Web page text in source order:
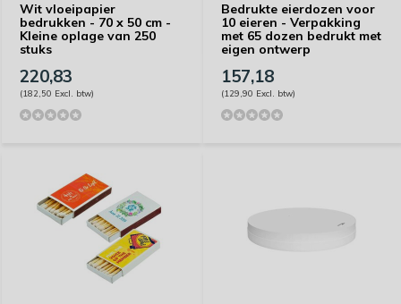
Wit vloeipapier
bedrukken - 70 x 50 cm -
Kleine oplage van 250
stuks
220,83
(182,50 Excl. btw)
Bedrukte eierdozen voor
10 eieren - Verpakking
met 65 dozen bedrukt met
eigen ontwerp
157,18
(129,90 Excl. btw)